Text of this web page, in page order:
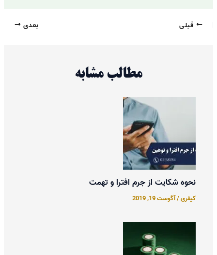
قبلی بعدی
مطالب مشابه
نحوه شکایت از جرم افترا و تهمت
کیفری/آگوست 19, 2019